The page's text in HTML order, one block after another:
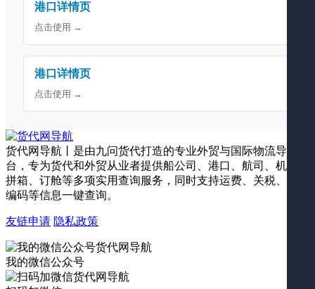
港口详情页
点击使用 →
港口详情页
点击使用 →
货代网导航丨是由九问货代打造的专业外贸与国际物流导航平
台，专为货代和外贸从业者提供船公司、港口、航司、机场、
拼箱、订舱等多项实用查询服务，同时支持运费、关税、海关
编码等信息一键查询。
友链申请 隐私政策
我的微信公众号